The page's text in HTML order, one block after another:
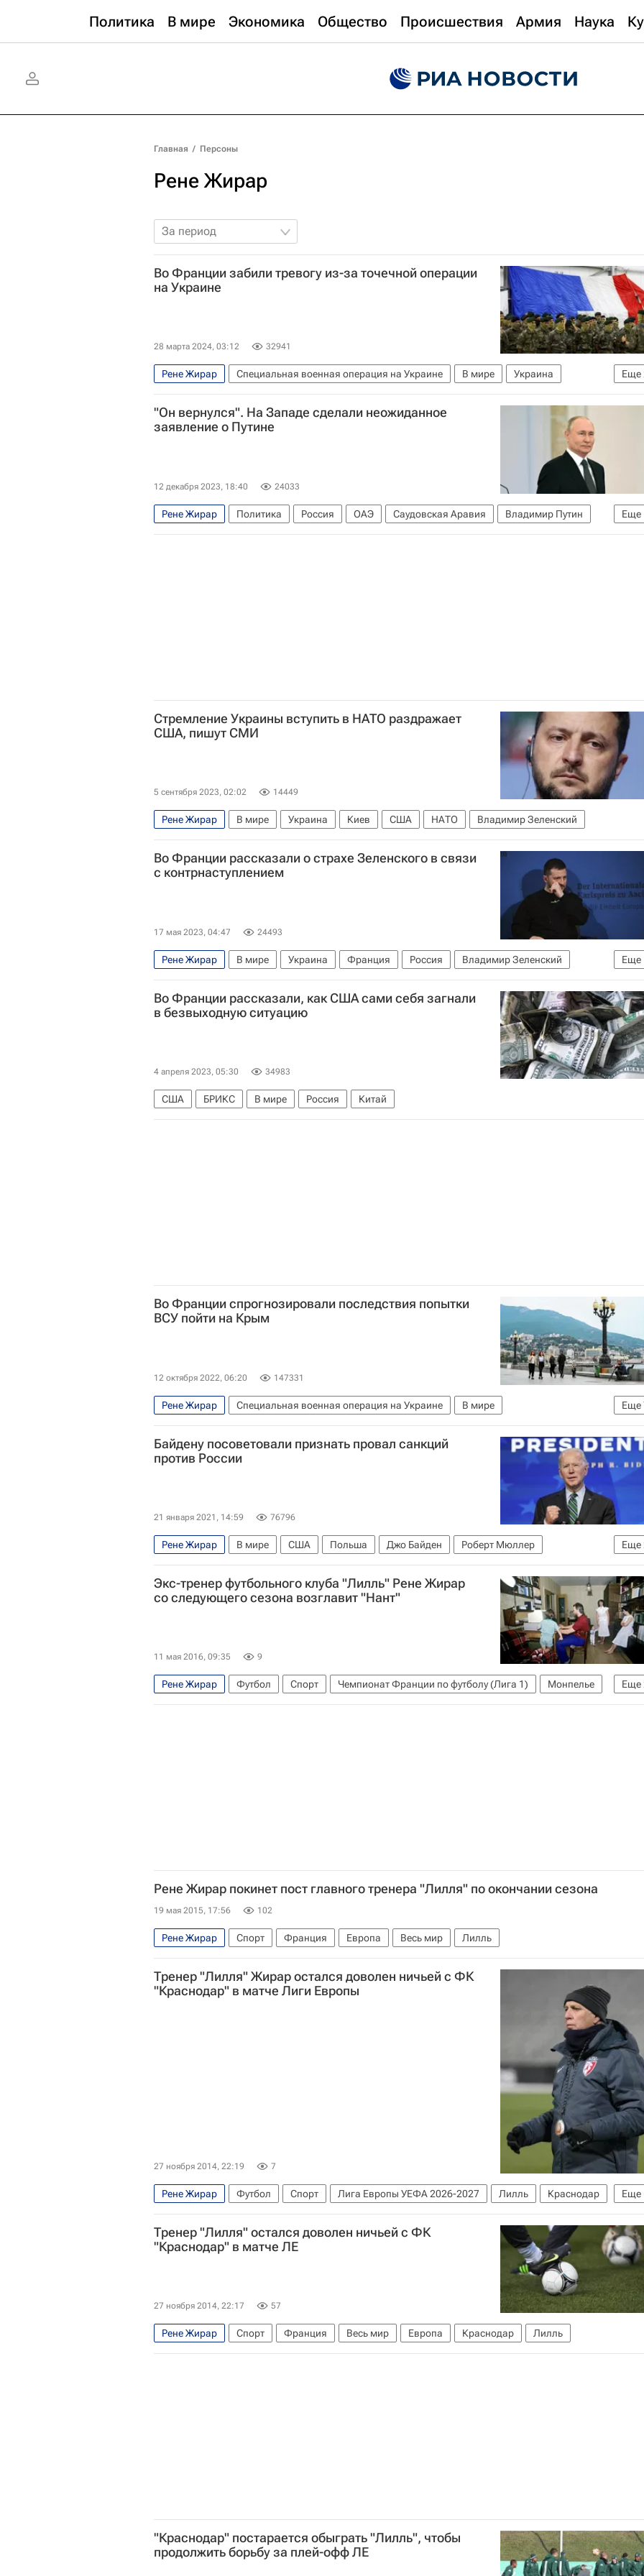
Политика В мире Экономика Общество Происшествия Армия Наука
Главная / Персоны
Рене Жирар
За период
Во Франции забили тревогу из-за точечной операции
на Украине
28 марта 2024, 03:12 32941
Еще
Рене Жирар Специальная военная операция на Украине В мире
Украина
Франция
Россия
"Он вернулся". На Западе сделали неожиданное
заявление о Путине
12 декабря 2023, 18:40 24033
Еще
Рене Жирар Политика Россия ОАЭ Саудовская Аравия
Владимир Путин
Су-35С
Стремление Украины вступить в НАТО раздражает
США, пишут СМИ
5 сентября 2023, 02:02 14449
Рене Жирар В мире Украина Киев США НАТО Владимир Зеленский
Во Франции рассказали о страхе Зеленского в связи
с контрнаступлением
17 мая 2023, 04:47 24493
Еще
Рене Жирар В мире Украина Франция Россия
Владимир Зеленский
Вооруженные силы Украины
Во Франции рассказали, как США сами себя загнали
в безвыходную ситуацию
4 апреля 2023, 05:30 34983
США БРИКС В мире Россия Китай
Во Франции спрогнозировали последствия попытки
ВСУ пойти на Крым
12 октября 2022, 06:20 147331
Еще
Рене Жирар Специальная военная операция на Украине
В мире
Владимир Зеленский
Сергей Аксенов (политик) Украина Киев
Россия
Вооруженные силы Украины
Республика Крым
Байдену посоветовали признать провал санкций
против России
21 января 2021, 14:59 76796
Еще
Рене Жирар В мире США Польша Джо Байден
Роберт Мюллер
Дональд Трамп
Россия
Экс-тренер футбольного клуба "Лилль" Рене Жирар
со следующего сезона возглавит "Нант"
11 мая 2016, 09:35 9
Еще
Рене Жирар Футбол Спорт Чемпионат Франции по футболу (Лига 1)
Монпелье
Лилль
Нант
Рене Жирар покинет пост главного тренера "Лилля" по окончании сезона
19 мая 2015, 17:56 102
Рене Жирар Спорт Франция Европа Весь мир Лилль
Тренер "Лилля" Жирар остался доволен ничьей с ФК
"Краснодар" в матче Лиги Европы
27 ноября 2014, 22:19 7
Еще
Рене Жирар Футбол Спорт Лига Европы УЕФА 2026-2027 Лилль
Краснодар
Ари
Тренер "Лилля" остался доволен ничьей с ФК
"Краснодар" в матче ЛЕ
27 ноября 2014, 22:17 57
Рене Жирар Спорт Франция Весь мир Европа Краснодар Лилль
"Краснодар" постарается обыграть "Лилль", чтобы
продолжить борьбу за плей-офф ЛЕ